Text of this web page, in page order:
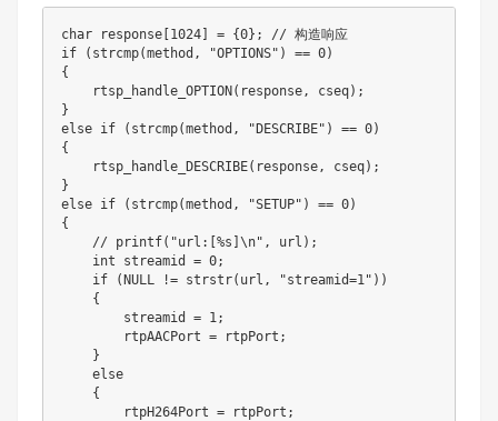
char response 1024 = {0} ;
// 构造响应
if
( strcmp(method , "OPTIONS" ) == 0)
{
rtsp_handle_OPTION ( response, cseq) ;
}
else if ( strcmp(method , "DESCRIBE" ) == 0)
{
rtsp_handle_DESCRIBE( response, cseq) ;
}
else if ( strcmp(method , "SETUP" ) == 0)
{
// printf("url:[%s]\n", url);
int streamid = 0;
if
( NULL != strstr( url , "streamid=1" ) )
{
        streamid
= 1;
        rtpAACPort
= rtpPort ;
}
else
{
        rtpH264Port
= rtpPort ;